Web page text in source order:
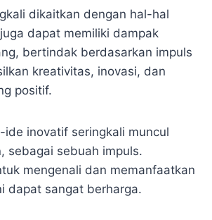
dikaitkan dengan hal-hal
dapat memiliki dampak
bertindak berdasarkan impuls
kreativitas, inovasi, dan
positif.
ide inovatif seringkali muncul
sebagai sebuah impuls.
mengenali dan memanfaatkan
dapat sangat berharga.